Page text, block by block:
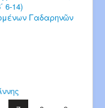
6-14)
Γαδαρηνῶν